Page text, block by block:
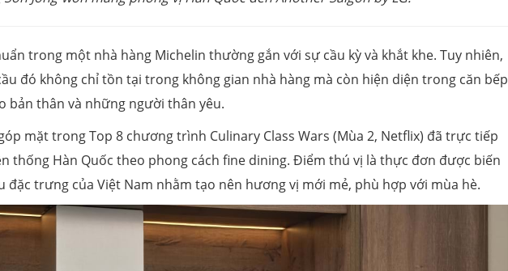
trong một nhà hàng Michelin thường gắn với sự cầu kỳ và khắt khe. Tuy nhiên,
đó không chỉ tồn tại trong không gian nhà hàng mà còn hiện diện trong căn bếp
bản thân và những người thân yêu.
mặt trong Top 8 chương trình Culinary Class Wars (Mùa 2, Netflix) đã trực tiếp
thống Hàn Quốc theo phong cách fine dining. Điểm thú vị là thực đơn được biến
đặc trưng của Việt Nam nhằm tạo nên hương vị mới mẻ, phù hợp với mùa hè.